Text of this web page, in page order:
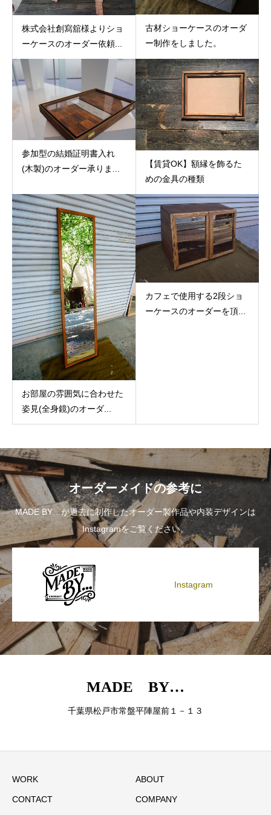
株式会社創寫舘様よりショ
ーケースのオーダー依頼...
古材ショーケースのオーダ
ー制作をしました。
参加型の結婚証明書入れ
(木製)のオーダー承りま...
【賃貸OK】額縁を飾るた
めの金具の種類
お部屋の雰囲気に合わせた
姿見(全身鏡)のオーダ...
カフェで使用する2段ショ
ーケースのオーダーを頂...
オーダーメイドの参考に
MADE BY…が過去に制作したオーダー製作品や内装デザインは
Instagramをご覧ください。
Instagram
MADE BY…
千葉県松戸市常盤平陣屋前１－１３
WORK ABOUT
CONTACT COMPANY